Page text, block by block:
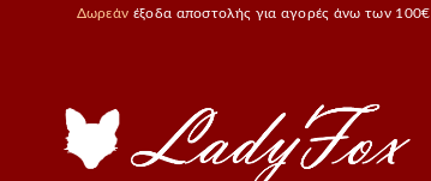
Δωρεάν έξοδα αποστολής για αγορές άνω των 100€